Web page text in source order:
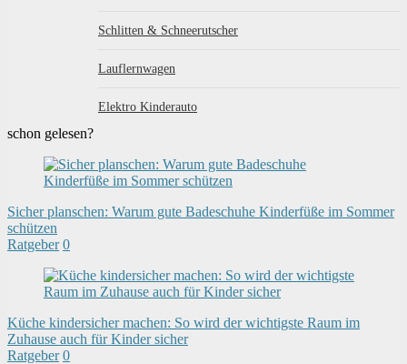
Schlitten & Schneerutscher
Lauflernwagen
Elektro Kinderauto
schon gelesen?
Sicher planschen: Warum gute Badeschuhe Kinderfüße im Sommer
schützen
Ratgeber 0
Küche kindersicher machen: So wird der wichtigste Raum im
Zuhause auch für Kinder sicher
Ratgeber 0